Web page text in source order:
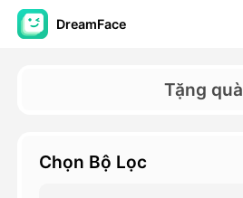
DreamFace
Công cụ trí tuệ nhân tạo
AI Video
Tặng quà
Chọn Bộ Lọc